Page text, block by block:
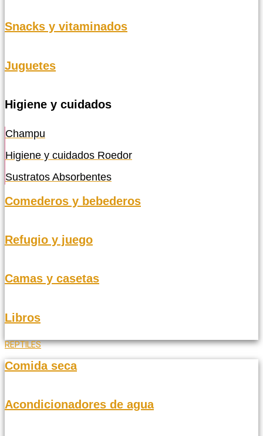
Snacks y vitaminados
Juguetes
Higiene y cuidados
Champu
Higiene y cuidados Roedor
Sustratos Absorbentes
Comederos y bebederos
Refugio y juego
Camas y casetas
Libros
REPTILES
Comida seca
Acondicionadores de agua